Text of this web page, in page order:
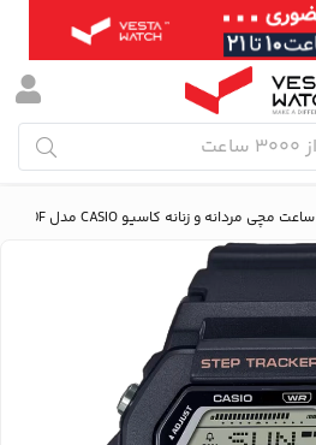
ساعت مچی مردانه و زنانه کاسیو CASIO مدل LWS-2200H-1AVDF